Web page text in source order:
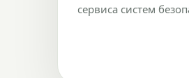
сервиса систем